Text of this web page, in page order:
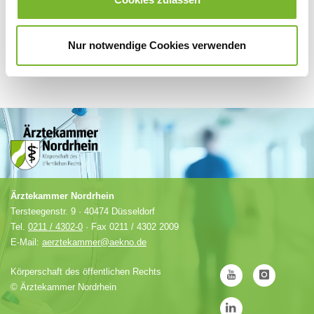
Nur notwendige Cookies verwenden
Ärztekammer Nordrhein
Tersteegenstr. 9 · 40474 Düsseldorf
Tel. 0211 / 4302-0 · Fax 0211 / 4302 2009
E-Mail: aerztekammer@aekno.de
Körperschaft des öffentlichen Rechts
© Ärztekammer Nordrhein